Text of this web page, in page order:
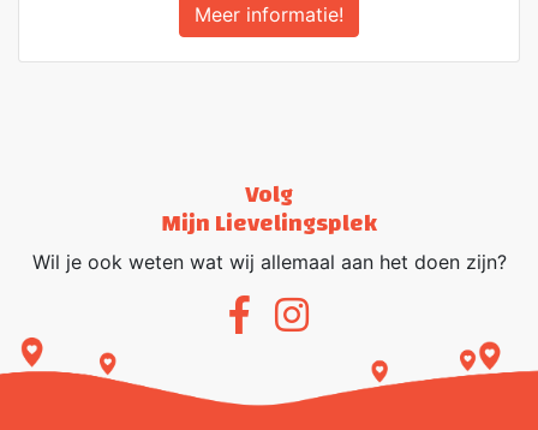
Meer informatie!
Volg
Mijn Lievelingsplek
Wil je ook weten wat wij allemaal aan het doen zijn?